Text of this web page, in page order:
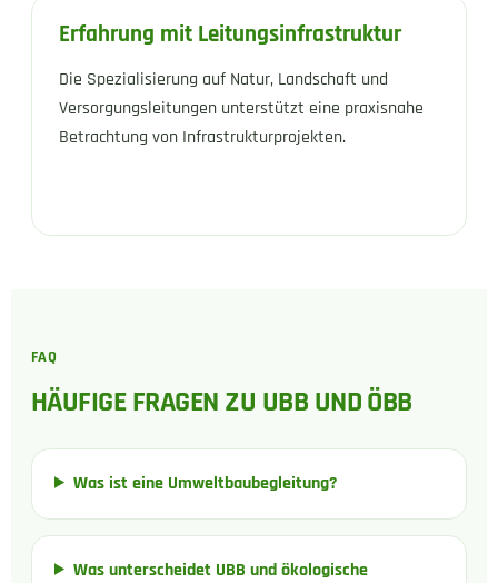
Erfahrung mit Leitungsinfrastruktur
Die Spezialisierung auf Natur, Landschaft und
Versorgungsleitungen unterstützt eine praxisnahe
Betrachtung von Infrastrukturprojekten.
FAQ
HÄUFIGE FRAGEN ZU UBB UND ÖBB
Was ist eine Umweltbaubegleitung?
Was unterscheidet UBB und ökologische